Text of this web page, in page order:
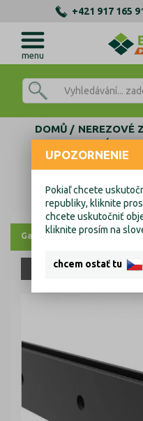
+421 917 165
menu
DOMŮ
NEREZOVÉ
AL KOTEVNÍ
BOČNÍ TVAR
Hliníkový
Galerie
JEN
UPOZORNENIE
Pokiaľ chcete
republiky, kliknite
chcete uskutočniť
kliknite prosím na
chcem ostať tu